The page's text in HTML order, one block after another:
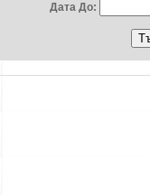
Дата До: